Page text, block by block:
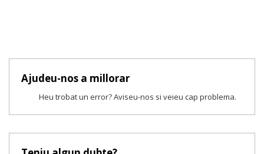
Ajudeu-nos a millorar
Heu trobat un error? Aviseu-nos si veieu cap problema.